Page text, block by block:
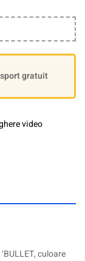
gratuit
video
culoare